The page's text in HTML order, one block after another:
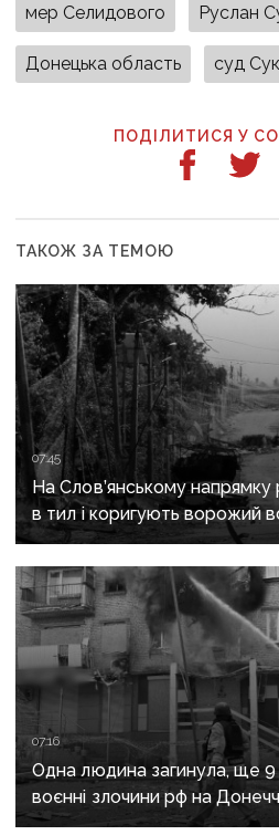
мер Селидового Руслан
Донецька область суд
ПОДІЛИТИСЯ У
ТАКОЖ ЗА ТЕМОЮ
07:45
На Слов’янському напрямку
в тил і коригують ворожий
на Краматорському
ділянки
07:16
Одна людина загинула, ще 9
воєнні злочини рф на